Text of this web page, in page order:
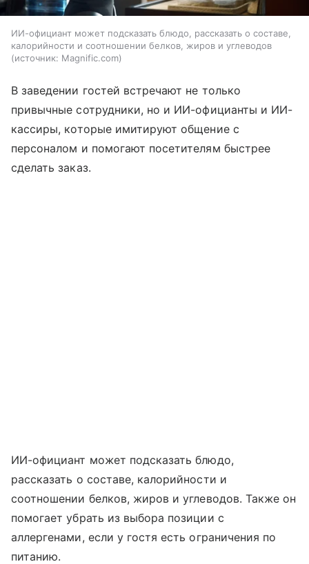
ИИ-официант может подсказать блюдо, рассказать о составе,
калорийности и соотношении белков, жиров и углеводов
источник: Magnific.com
В заведении гостей встречают не только
привычные сотрудники, но и ИИ-официанты и ИИ-
кассиры, которые имитируют общение с
персоналом и помогают посетителям быстрее
сделать заказ.
ИИ-официант может подсказать блюдо,
рассказать о составе, калорийности и
соотношении белков, жиров и углеводов. Также он
помогает убрать из выбора позиции с
аллергенами, если у гостя есть ограничения по
питанию.